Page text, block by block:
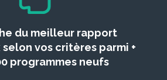
du meilleur rapport
vos critères parmi +
programmes neufs